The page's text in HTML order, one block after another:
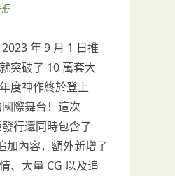
年 9 月 1 日推
突破了 10 萬套大
度神作終於登上
際舞台！這次
行還同時包含了
加內容，額外新增了
、大量 CG 以及追